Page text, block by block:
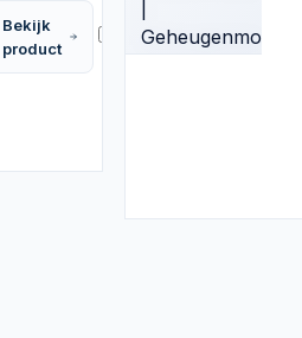
Bekijk
product
Vergelijk